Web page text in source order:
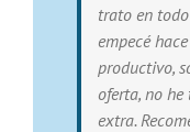
trato en
empecé
productivo,
oferta, no
extra.